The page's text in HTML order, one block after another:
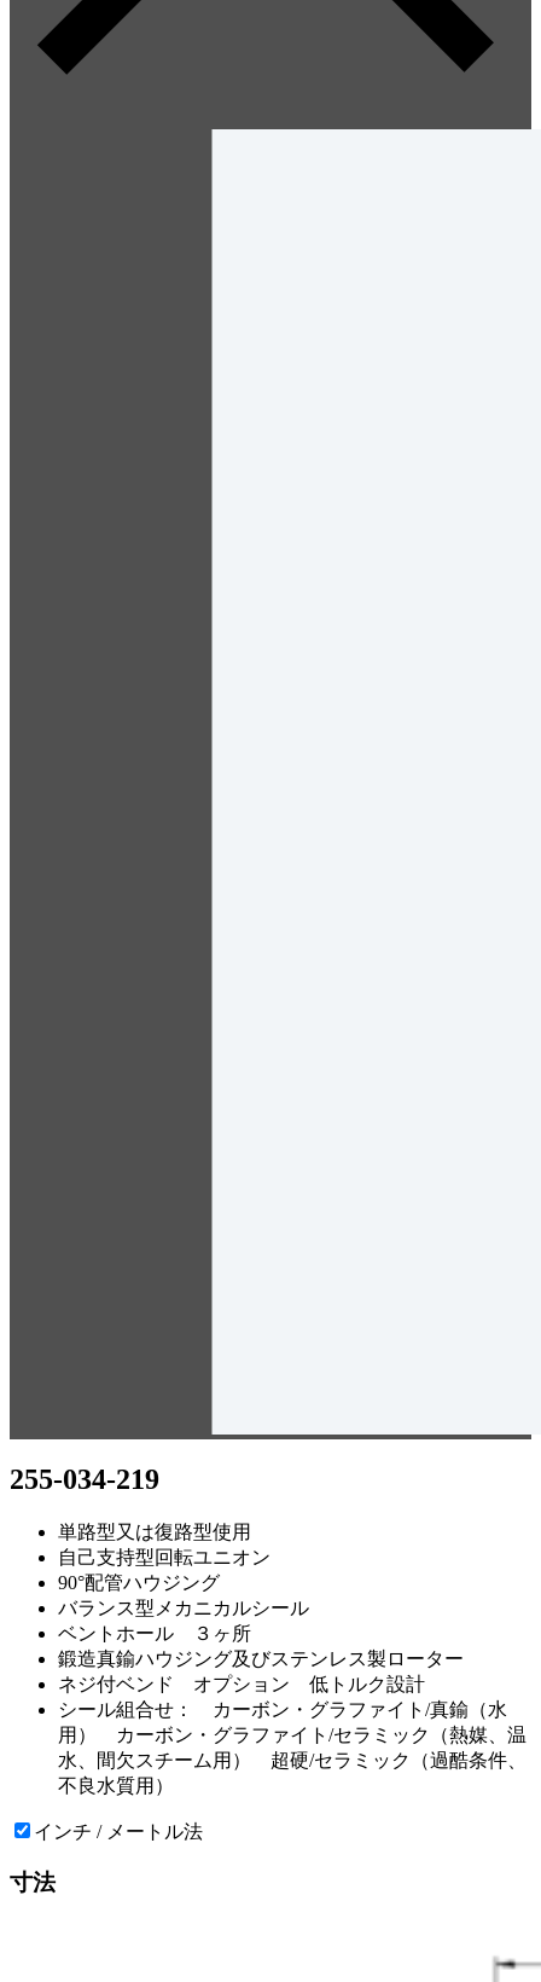
255-034-219
単路型又は復路型使用
自己支持型回転ユニオン
90°配管ハウジング
バランス型メカニカルシール
ベントホール ３ヶ所
鍛造真鍮ハウジング及びステンレス製ローター
ネジ付ベンド オプション 低トルク設計
シール組合せ： カーボン・グラファイト/真鍮（水
用） カーボン・グラファイト/セラミック（熱媒、温
水、間欠スチーム用） 超硬/セラミック（過酷条件、
不良水質用）
インチ / メートル法
寸法